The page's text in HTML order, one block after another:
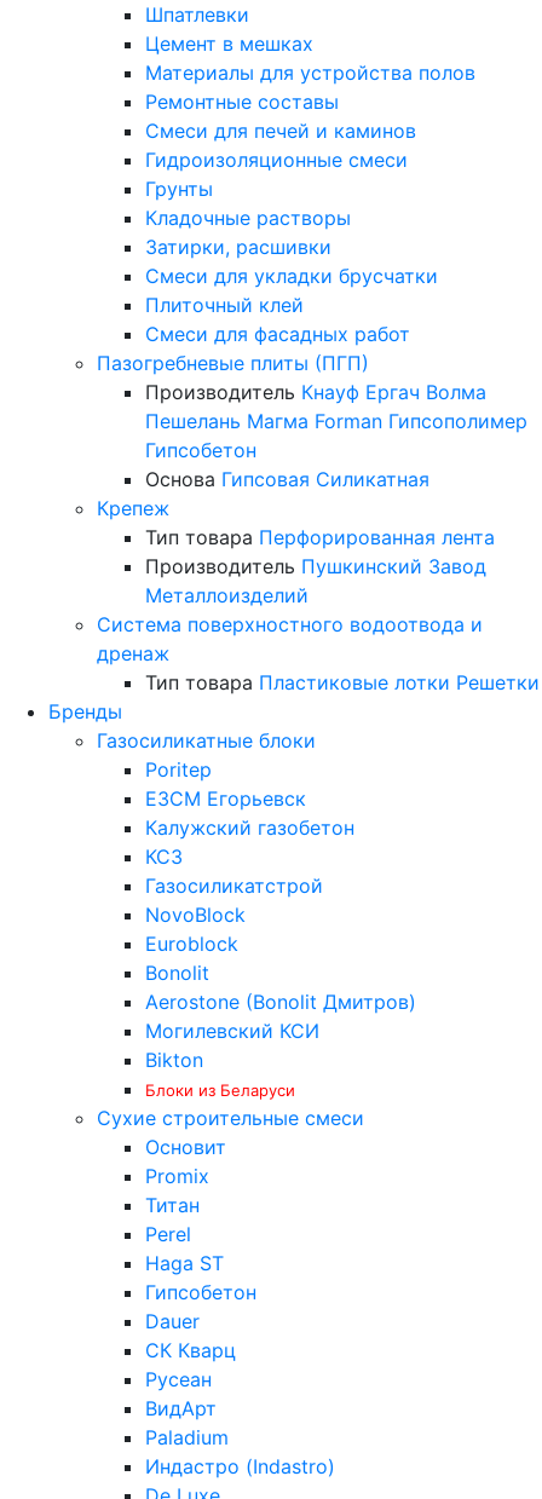
Шпатлевки
Цемент в мешках
Материалы для устройства полов
Ремонтные составы
Смеси для печей и каминов
Гидроизоляционные смеси
Грунты
Кладочные растворы
Затирки, расшивки
Смеси для укладки брусчатки
Плиточный клей
Смеси для фасадных работ
Пазогребневые плиты (ПГП)
Производитель Кнауф Ергач Волма
Пешелань Магма Forman Гипсополимер
Гипсобетон
Основа Гипсовая Силикатная
Крепеж
Тип товара Перфорированная лента
Производитель Пушкинский Завод
Металлоизделий
Система поверхностного водоотвода и
дренаж
Тип товара Пластиковые лотки Решетки
Бренды
Газосиликатные блоки
Poritep
ЕЗСМ Егорьевск
Калужский газобетон
КСЗ
Газосиликатстрой
NovoBlock
Euroblock
Bonolit
Aerostone (Bonolit Дмитров)
Могилевский КСИ
Bikton
Блоки из Беларуси
Сухие строительные смеси
Основит
Promix
Титан
Perel
Haga ST
Гипсобетон
Dauer
СК Кварц
Русеан
ВидАрт
Paladium
Индастро (Indastro)